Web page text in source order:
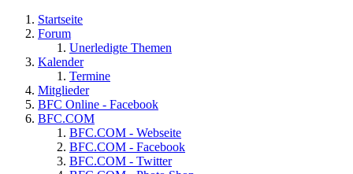
Startseite
Forum
Unerledigte Themen
Kalender
Termine
Mitglieder
BFC Online - Facebook
BFC.COM
BFC.COM - Webseite
BFC.COM - Facebook
BFC.COM - Twitter